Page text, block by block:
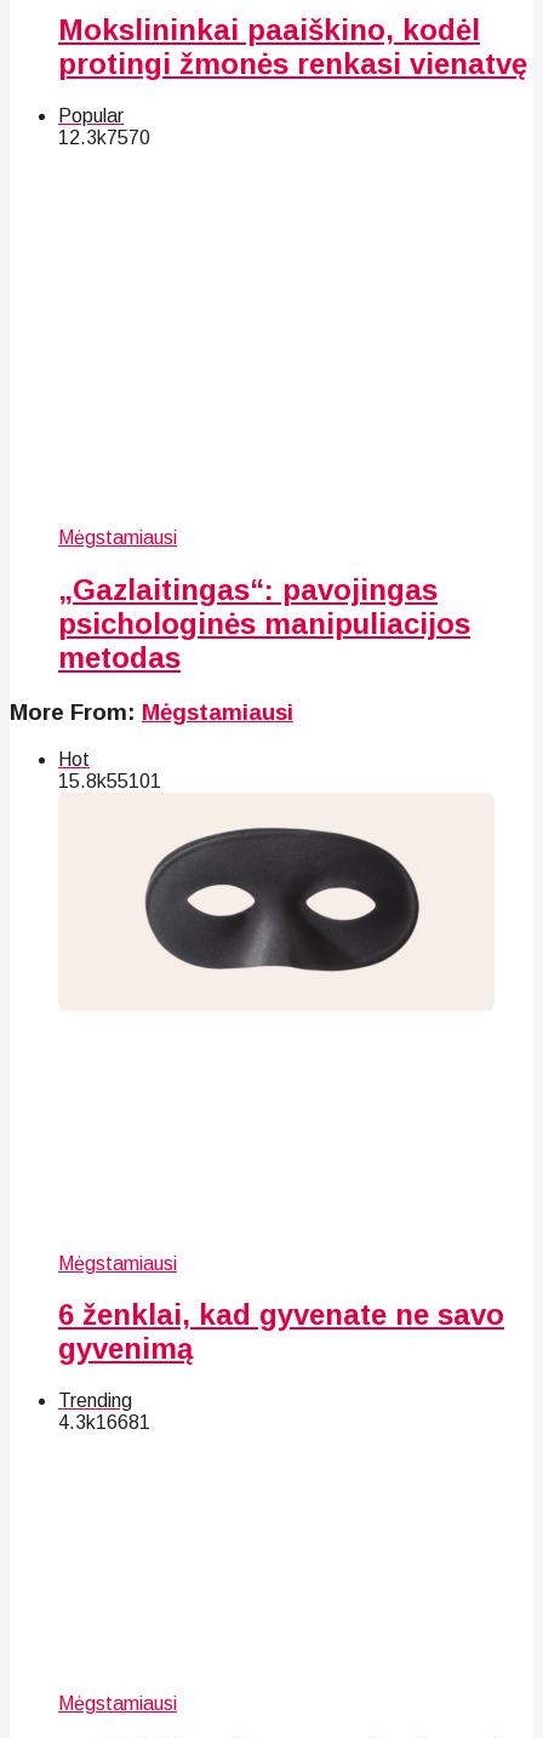
Mokslininkai paaiškino, kodėl
protingi žmonės renkasi vienatvę
Popular
12.3k7570
Mėgstamiausi
„Gazlaitingas“: pavojingas
psichologinės manipuliacijos
metodas
More From: Mėgstamiausi
Hot
15.8k55101
Mėgstamiausi
6 ženklai, kad gyvenate ne savo
gyvenimą
Trending
4.3k16681
Mėgstamiausi